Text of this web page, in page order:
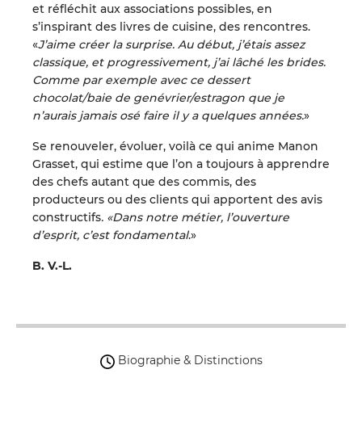
et réfléchit aux associations possibles, en
s’inspirant des livres de cuisine, des rencontres.
«J’aime créer la surprise. Au début, j’étais assez
classique, et progressivement, j’ai lâché les brides.
Comme par exemple avec ce dessert
chocolat/baie de genévrier/estragon que je
n’aurais jamais osé faire il y a quelques années.»
Se renouveler, évoluer, voilà ce qui anime Manon
Grasset, qui estime que l’on a toujours à apprendre
des chefs autant que des commis, des
producteurs ou des clients qui apportent des avis
constructifs. «Dans notre métier, l’ouverture
d’esprit, c’est fondamental.»
B. V.-L.
Biographie & Distinctions